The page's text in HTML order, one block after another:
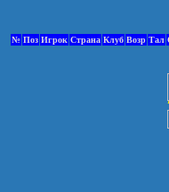
№ Поз Игрок Страна Клуб Возр Тал